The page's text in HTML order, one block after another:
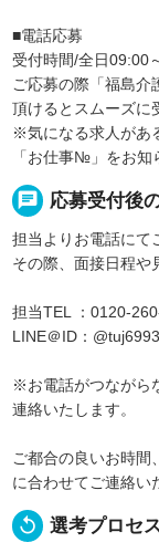
■電話応募
受付時間/全日09:00
ご応募の際「福島介
頂けるとスムーズに
※気になる求人があ
「お仕事№」をお知
chat 応募受付後
担当よりお電話にて
その際、面接日程や
担当TEL ：0120-
LINE＠ID：
※お電話がつながら
連絡いたします。
ご都合の良いお時間
に合わせてご連絡い
replay 選考プロセ